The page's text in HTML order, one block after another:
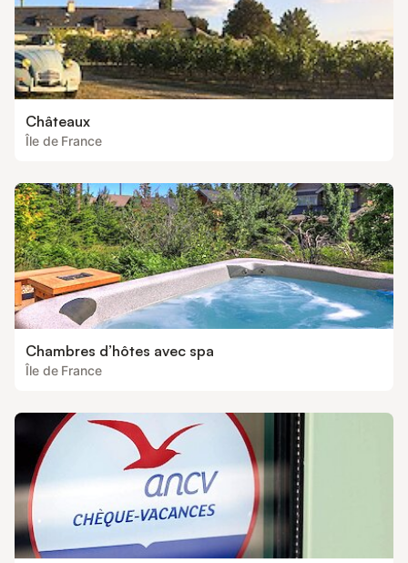
Châteaux
Île de France
Chambres d’hôtes avec spa
Île de France